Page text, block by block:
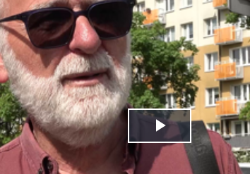
Play